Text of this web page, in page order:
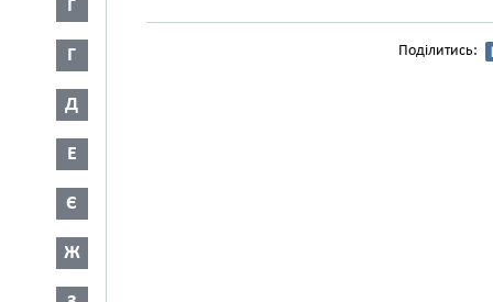
Ґ
Г
Д
Е
Є
Ж
Поділитись: